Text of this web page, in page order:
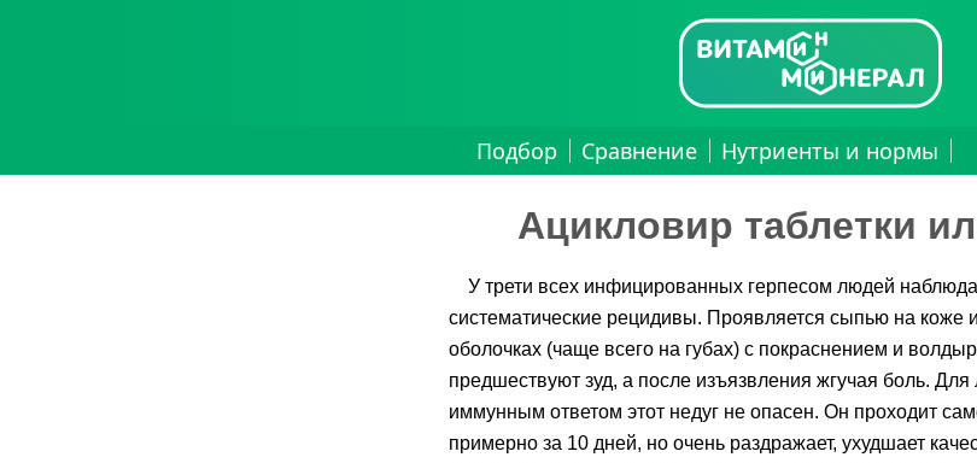
Подбор Сравнение Нутриенты и нормы
Ацикловир таблетки
У трети всех инфицированных герпесом людей
систематические рецидивы. Проявляется сыпью на коже
оболочках (чаще всего на губах) с покраснением и
предшествуют зуд, а после изъязвления жгучая боль.
иммунным ответом этот недуг не опасен. Он проходит
примерно за 10 дней, но очень раздражает, ухудшает